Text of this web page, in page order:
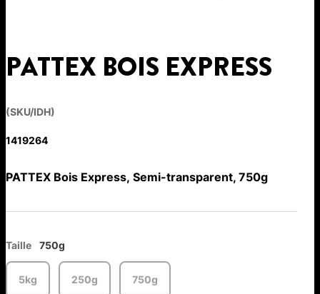
PATTEX BOIS EXPRESS
(SKU/IDH)
1419264
PATTEX Bois Express, Semi-transparent, 750g
Taille 750g
5kg 250g 750g